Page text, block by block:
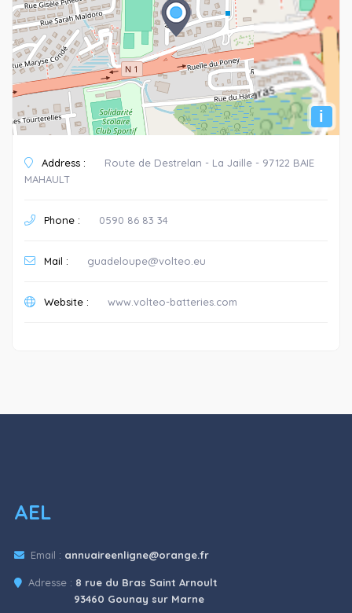
i
Address :
Route de Destrelan - La Jaille - 97122 BAIE
MAHAULT
Phone : 0590 86 83 34
Mail : guadeloupe@volteo.eu
Website : www.volteo-batteries.com
AEL
Email : annuaireenligne@orange.fr
Adresse : 8 rue du Bras Saint Arnoult
93460 Gounay sur Marne